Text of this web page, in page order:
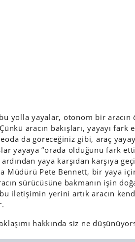
bu yolla yayalar, otonom bir aracın
aracın bakışları, yayayı
da göreceğiniz gibi, araç
yayaya “orada olduğunu fark
yaya karşıdan karşıya
Müdürü Pete Bennett, bir yaya
sürücüsüne bakmanın işin
iletişimin yerini artık aracın
hakkında siz ne